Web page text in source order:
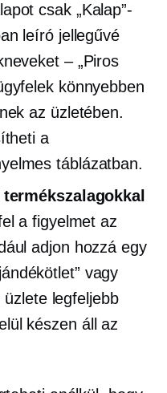
csak „Kalap”-
leíró jellegűvé
– „Piros
könnyebben
az üzletében.
a
táblázatban.
a figyelmet az
adjon hozzá egy
vagy
üzlete legfeljebb
készen áll az